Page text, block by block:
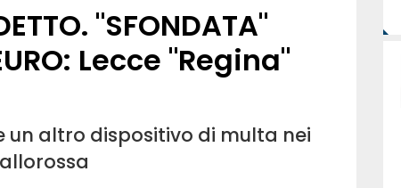
"SFONDATA"
Lecce "Regina"
un altro dispositivo di multa nei